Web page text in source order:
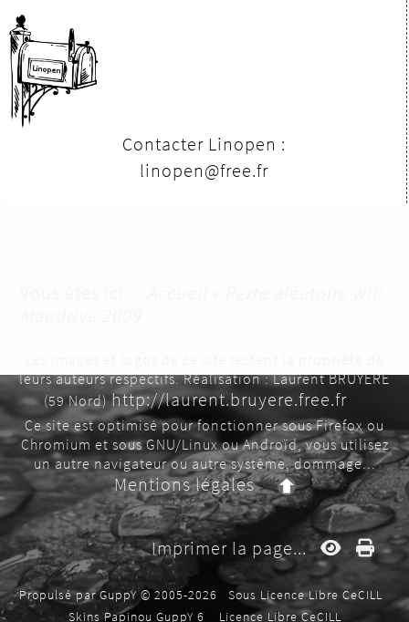
Contacter Linopen :
linopen@free.fr
leurs auteurs respectifs. Réalisation : Laurent BRUYERE
(59 Nord) http://laurent.bruyere.free.fr
Ce site est optimisé pour fonctionner sous Firefox ou
Chromium et sous GNU/Linux ou Androïd, vous utilisez
un autre navigateur ou autre système, dommage...
Mentions légales
Imprimer la page...
Propulsé par GuppY © 2005-2026
Sous Licence Libre CeCILL
Skins Papinou GuppY 6
Licence Libre CeCILL